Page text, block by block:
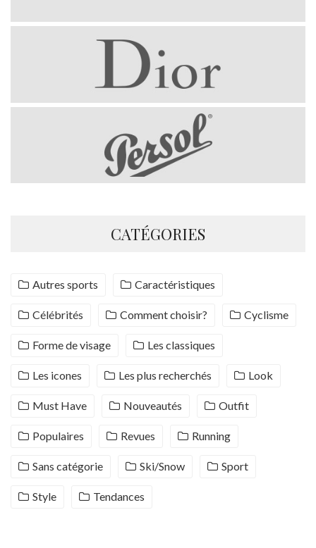
CATÉGORIES
Autres sports Caractéristiques
Célébrités Comment choisir? Cyclisme
Forme de visage Les classiques
Les icones Les plus recherchés Look
Must Have Nouveautés Outfit
Populaires Revues Running
Sans catégorie Ski/Snow Sport
Style Tendances